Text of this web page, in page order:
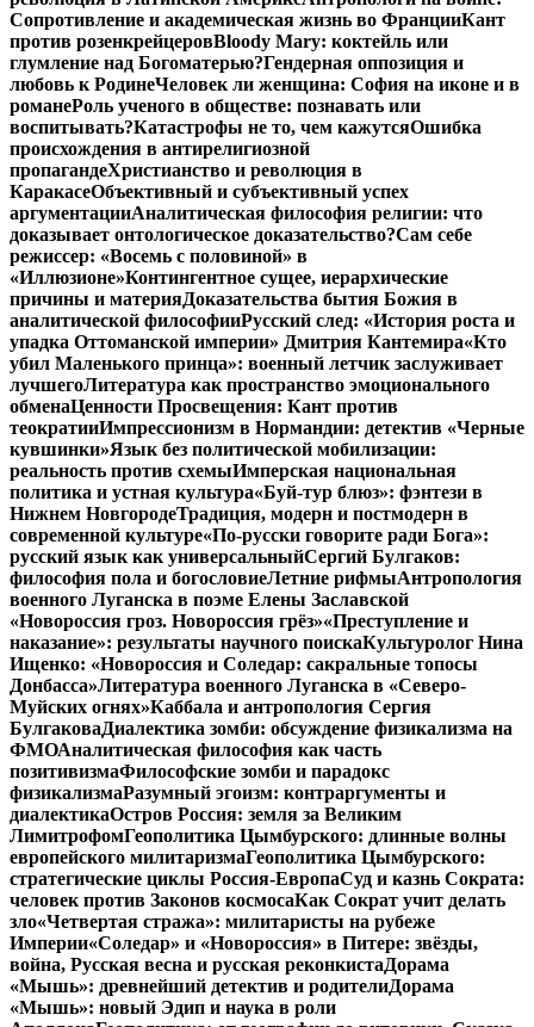
Сопротивление и академическая жизнь во ФранцииКант
против розенкрейцеровBloody Mary: коктейль или
глумление над Богоматерью?Гендерная оппозиция и
любовь к РодинеЧеловек ли женщина: София на иконе и в
романеРоль ученого в обществе: познавать или
воспитывать?Катастрофы не то, чем кажутсяОшибка
происхождения в антирелигиозной
пропагандеХристианство и революция в
КаракасеОбъективный и субъективный успех
аргументацииАналитическая философия религии: что
доказывает онтологическое доказательство?Сам себе
режиссер: «Восемь с половиной» в
«Иллюзионе»Контингентное сущее, иерархические
причины и материяДоказательства бытия Божия в
аналитической философииРусский след: «История роста и
упадка Оттоманской империи» Дмитрия Кантемира«Кто
убил Маленького принца»: военный летчик заслуживает
лучшегоЛитература как пространство эмоционального
обменаЦенности Просвещения: Кант против
теократииИмпрессионизм в Нормандии: детектив «Черные
кувшинки»Язык без политической мобилизации:
реальность против схемыИмперская национальная
политика и устная культура«Буй-тур блюз»: фэнтези в
Нижнем НовгородеТрадиция, модерн и постмодерн в
современной культуре«По-русски говорите ради Бога»:
русский язык как универсальныйСергий Булгаков:
философия пола и богословиеЛетние рифмыАнтропология
военного Луганска в поэме Елены Заславской
«Новороссия гроз. Новороссия грёз»«Преступление и
наказание»: результаты научного поискаКультуролог Нина
Ищенко: «Новороссия и Соледар: сакральные топосы
Донбасса»Литература военного Луганска в «Северо-
Муйских огнях»Каббала и антропология Сергия
БулгаковаДиалектика зомби: обсуждение физикализма на
ФМОАналитическая философия как часть
позитивизмаФилософские зомби и парадокс
физикализмаРазумный эгоизм: контраргументы и
диалектикаОстров Россия: земля за Великим
ЛимитрофомГеополитика Цымбурского: длинные волны
европейского милитаризмаГеополитика Цымбурского:
стратегические циклы Россия-ЕвропаСуд и казнь Сократа:
человек против Законов космосаКак Сократ учит делать
зло«Четвертая стража»: милитаристы на рубеже
Империи«Соледар» и «Новороссия» в Питере: звёзды,
война, Русская весна и русская реконкистаДорама
«Мышь»: древнейший детектив и родителиДорама
«Мышь»: новый Эдип и наука в роли